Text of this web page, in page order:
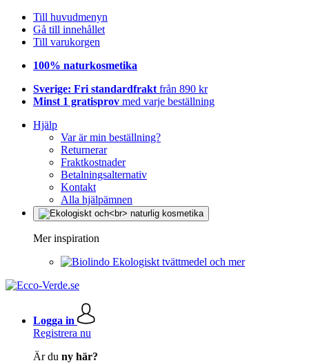
Till huvudmenyn
Gå till innehållet
Till varukorgen
100% naturkosmetika
Sverige: Fri standardfrakt från 890 kr
Minst 1 gratisprov med varje beställning
Hjälp
Var är min beställning?
Returnerar
Fraktkostnader
Betalningsalternativ
Kontakt
Alla hjälpämnen
Mer inspiration
Ekologiskt tvättmedel och mer
Logga in
Registrera nu
Är du ny här?